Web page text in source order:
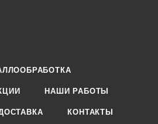
НАШИ РАБОТЫ
КОНТАКТЫ